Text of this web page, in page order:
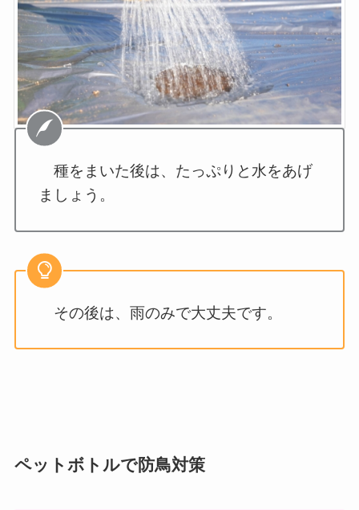
種をまいた後は、たっぷりと水をあげ
ましょう。
その後は、雨のみで大丈夫です。
ペットボトルで防鳥対策